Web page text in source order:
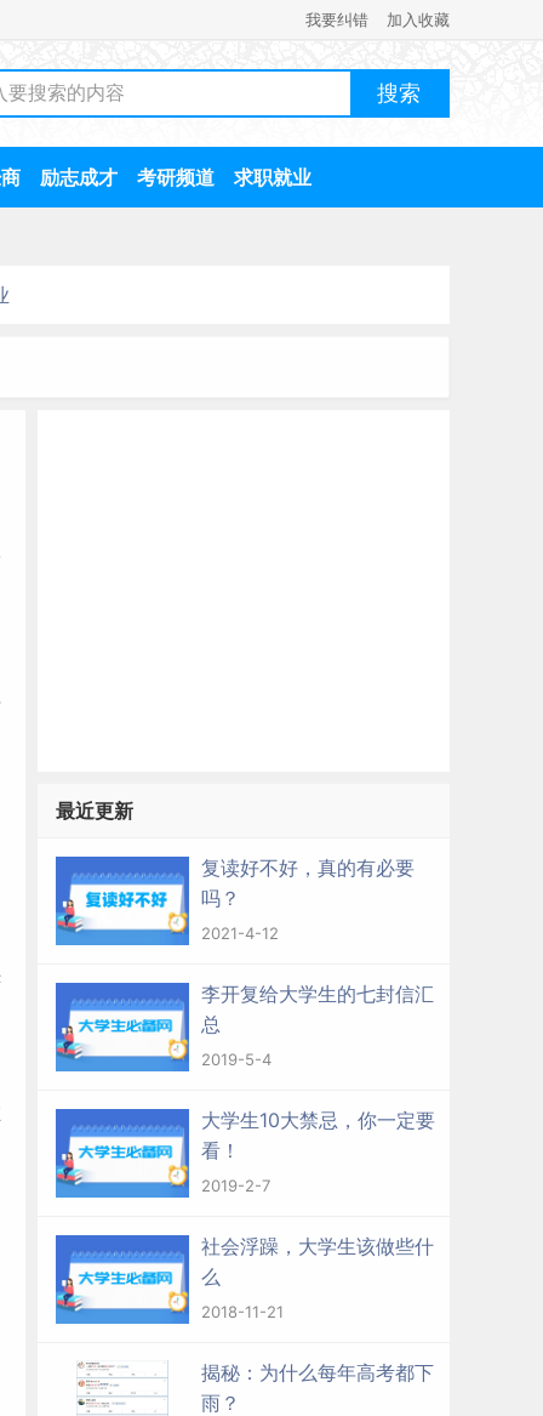
我要纠错 加入收藏
励志成才 考研频道 求职就业
最近更新
复读好不好，真的有必要
吗？
2021-4-12
李开复给大学生的七封信汇
总
2019-5-4
大学生10大禁忌，你一定要
看！
2019-2-7
社会浮躁，大学生该做些什
么
2018-11-21
揭秘：为什么每年高考都下
雨？